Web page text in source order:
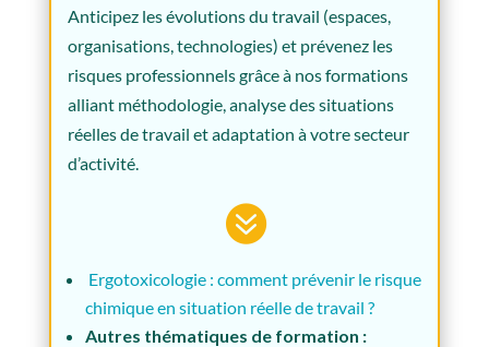
Anticipez les évolutions du travail (espaces,
organisations, technologies) et prévenez les
risques professionnels grâce à nos formations
alliant méthodologie, analyse des situations
réelles de travail et adaptation à votre secteur
d’activité.

Ergotoxicologie : comment prévenir le risque
chimique en situation réelle de travail ?
Autres thématiques de formation :